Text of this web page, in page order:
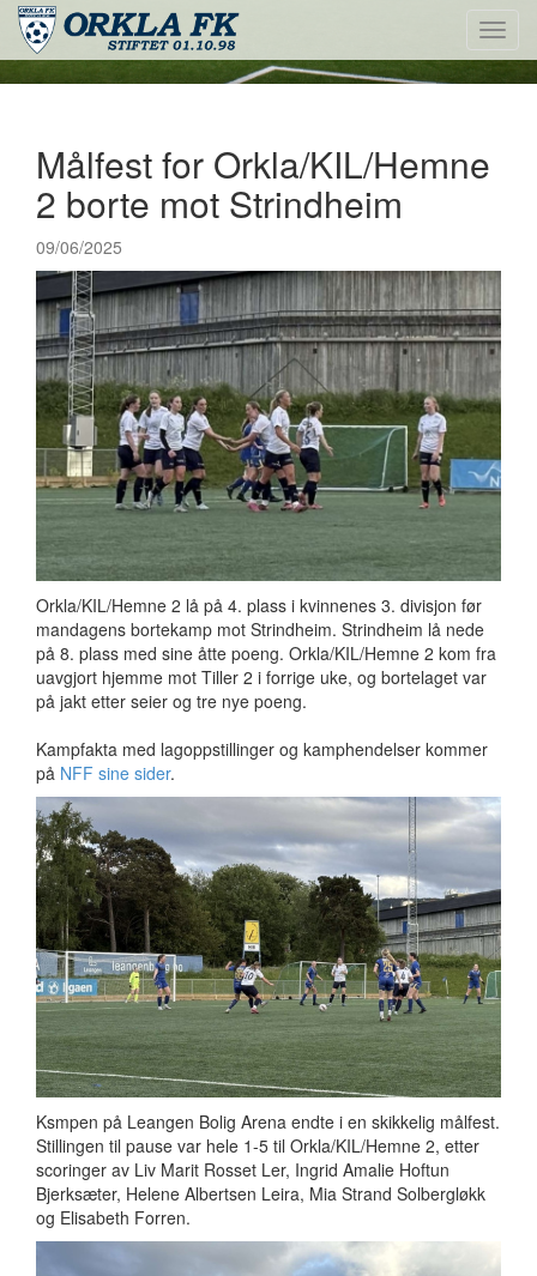
Målfest for Orkla/KIL/Hemne
2 borte mot Strindheim
09/06/2025
Orkla/KIL/Hemne 2 lå på 4. plass i kvinnenes 3. divisjon før
mandagens bortekamp mot Strindheim. Strindheim lå nede
på 8. plass med sine åtte poeng. Orkla/KIL/Hemne 2 kom fra
uavgjort hjemme mot Tiller 2 i forrige uke, og bortelaget var
på jakt etter seier og tre nye poeng.
Kampfakta med lagoppstillinger og kamphendelser kommer
på NFF sine sider.
Ksmpen på Leangen Bolig Arena endte i en skikkelig målfest.
Stillingen til pause var hele 1-5 til Orkla/KIL/Hemne 2, etter
scoringer av Liv Marit Rosset Ler, Ingrid Amalie Hoftun
Bjerksæter, Helene Albertsen Leira, Mia Strand Solbergløkk
og Elisabeth Forren.